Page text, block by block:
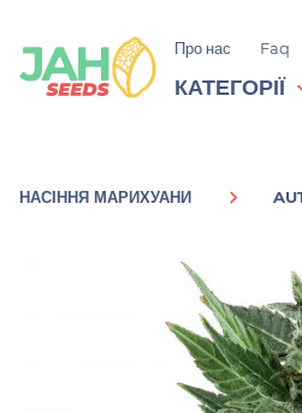
Про нас Faq
КАТЕГОРІЇ
НАСІННЯ МАРИХУАНИ